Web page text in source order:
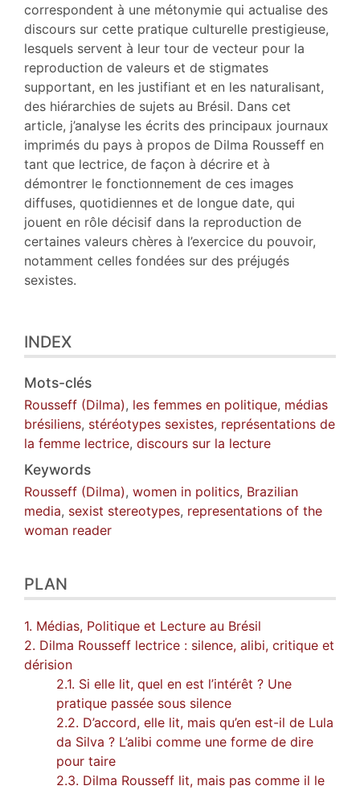
correspondent à une métonymie qui actualise des
discours sur cette pratique culturelle prestigieuse,
lesquels servent à leur tour de vecteur pour la
reproduction de valeurs et de stigmates
supportant, en les justifiant et en les naturalisant,
des hiérarchies de sujets au Brésil. Dans cet
article, j’analyse les écrits des principaux journaux
imprimés du pays à propos de Dilma Rousseff en
tant que lectrice, de façon à décrire et à
démontrer le fonctionnement de ces images
diffuses, quotidiennes et de longue date, qui
jouent en rôle décisif dans la reproduction de
certaines valeurs chères à l’exercice du pouvoir,
notamment celles fondées sur des préjugés
sexistes.
INDEX
Mots-clés
Rousseff (Dilma), les femmes en politique, médias
brésiliens, stéréotypes sexistes, représentations de
la femme lectrice, discours sur la lecture
Keywords
Rousseff (Dilma), women in politics, Brazilian
media, sexist stereotypes, representations of the
woman reader
PLAN
1. Médias, Politique et Lecture au Brésil
2. Dilma Rousseff lectrice : silence, alibi, critique et
dérision
2.1. Si elle lit, quel en est l’intérêt ? Une
pratique passée sous silence
2.2. D’accord, elle lit, mais qu’en est-il de Lula
da Silva ? L’alibi comme une forme de dire
pour taire
2.3. Dilma Rousseff lit, mais pas comme il le